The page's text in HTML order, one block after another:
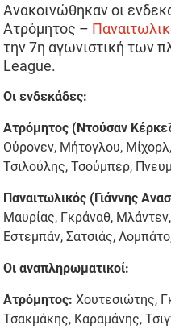
Ανακοινώθηκαν οι
Ατρόμητος –
την 7η αγωνιστική των
League.
Οι ενδεκάδες:
Ατρόμητος (Ντούσαν
Ούρονεν, Μήτογλου,
Τσιλούλης, Τσούμπερ,
Παναιτωλικός (Γιάννης
Μαυρίας, Γκράναθ,
Εστεμπάν, Σατσιάς,
Οι αναπληρωματικοί:
Ατρόμητος: Χουτεσιώτης,
Τσακμάκης, Καραμάνης,